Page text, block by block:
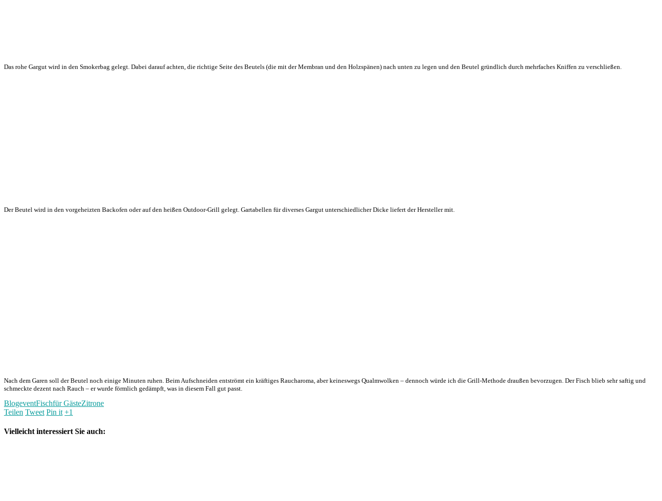
Das rohe Gargut wird in den Smokerbag gelegt. Dabei darauf achten, die richtige Seite des Beutels (die mit der Membran und den Holzspänen) nach unten zu legen und den Beutel gründlich durch mehrfaches Kniffen zu verschließen.
Der Beutel wird in den vorgeheizten Backofen oder auf den heißen Outdoor-Grill gelegt. Gartabellen für diverses Gargut unterschiedlicher Dicke liefert der Hersteller mit.
Nach dem Garen soll der Beutel noch einige Minuten ruhen. Beim Aufschneiden entströmt ein kräftiges Raucharoma, aber keineswegs Qualmwolken – dennoch würde ich die Grill-Methode draußen bevorzugen. Der Fisch blieb sehr saftig und
schmeckte dezent nach Rauch – er wurde förmlich gedämpft, was in diesem Fall gut passt.
BlogeventFischfür GästeZitrone
Teilen Tweet Pin it +1
Vielleicht interessiert Sie auch: